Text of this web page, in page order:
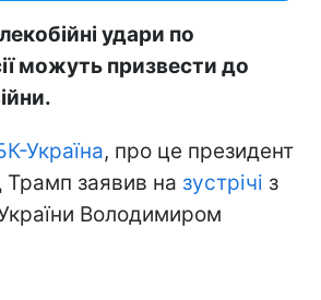
удари по
можуть призвести до
Україна, про це президент
заявив на зустрічі з
Володимиром